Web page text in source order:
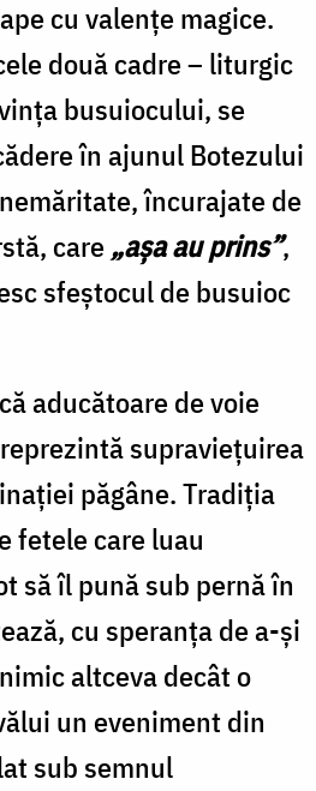
cu valențe magice.
două cadre – liturgic
busuiocului, se
în ajunul Botezului
încurajate de
care„așa au prins”,
sfeștocul de busuioc
aducătoare de voie
supraviețuirea
păgâne. Tradiția
fetele care luau
să îl pună sub pernă în
cu speranța de a-și
altceva decât o
un eveniment din
sub semnul